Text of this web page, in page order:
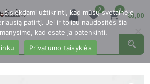
0 0
€0,00
siekdami užtikrinti, kad mūsų svetainėje
patirtį. Jei ir toliau naudositės šia
kad esate ja patenkinti.
Privatumo taisyklės